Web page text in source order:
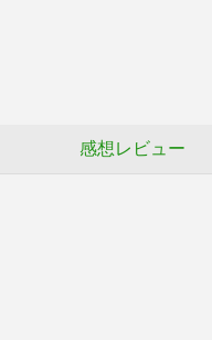
感想レビュー